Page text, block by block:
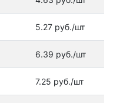
5.27 руб./шт
6.39 руб./шт
7.25 руб./шт